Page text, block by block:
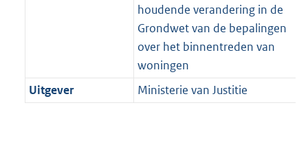
houdende verandering in de
Grondwet van de bepalingen
over het binnentreden van
woningen
Uitgever
Ministerie van Justitie